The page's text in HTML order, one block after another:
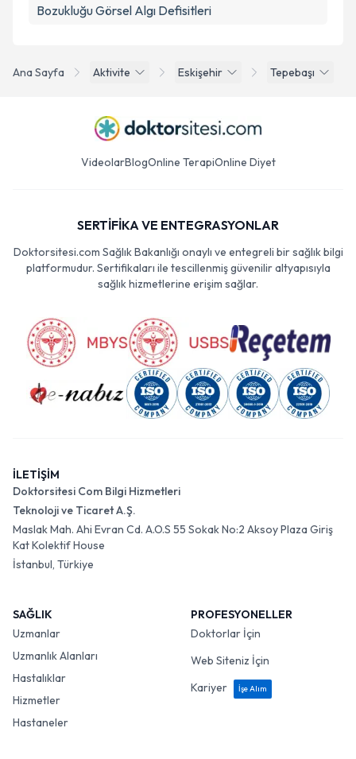
Ana Sayfa Aktivite Eskişehir Tepebaşı
Bozukluğu Görsel Algı Defisitleri
VideolarBlogOnline TerapiOnline Diyet
SERTİFİKA VE ENTEGRASYONLAR
Doktorsitesi.com Sağlık Bakanlığı onaylı ve entegreli bir sağlık bilgi
platformudur. Sertifikaları ile tescillenmiş güvenilir altyapısıyla
sağlık hizmetlerine erişim sağlar.
İLETİŞİM
Doktorsitesi Com Bilgi Hizmetleri
Teknoloji ve Ticaret A.Ş.
Maslak Mah. Ahi Evran Cd. A.O.S 55 Sokak No:2 Aksoy Plaza Giriş
Kat Kolektif House
İstanbul, Türkiye
SAĞLIK
Uzmanlar
Uzmanlık Alanları
Hastalıklar
Hizmetler
Hastaneler
PROFESYONELLER
Doktorlar İçin
Web Siteniz İçin
Kariyer
İşe Alım